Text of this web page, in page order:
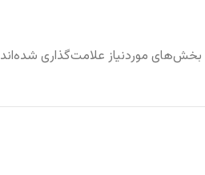
بخش‌های موردنیاز علامت‌گذاری شده‌اند